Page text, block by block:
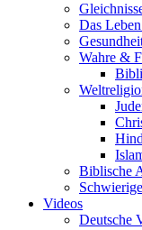
Das
Wahre &
Biblische
Videos
Deutsche